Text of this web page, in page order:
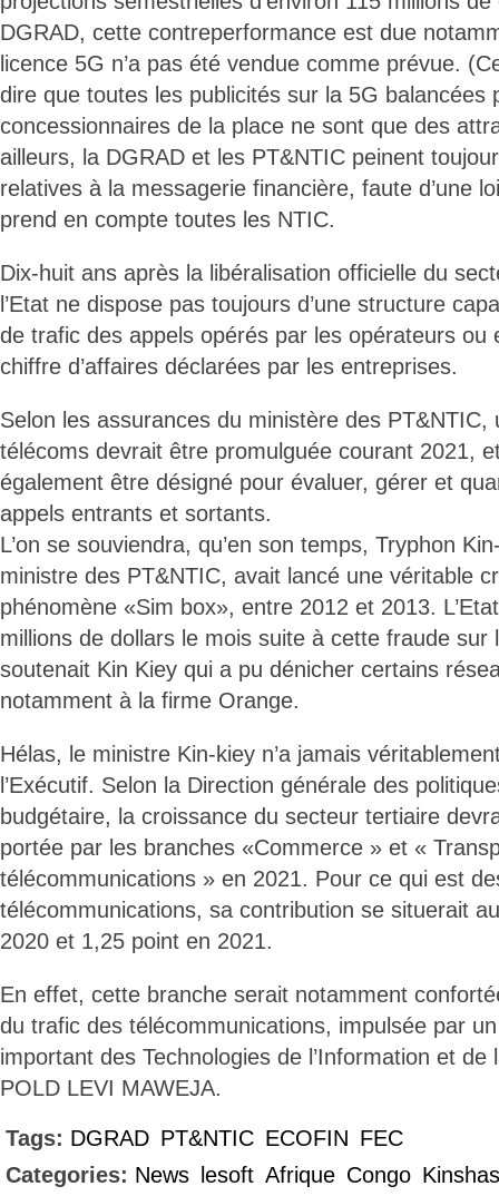
DGRAD, cette contreperformance est due
licence 5G n’a pas été vendue comme prévue.
dire que toutes les publicités sur la 5G balancées
concessionnaires de la place ne sont que des
ailleurs, la DGRAD et les PT&NTIC peinent
relatives à la messagerie financière, faute d’une
prend en compte toutes les NTIC.
Dix-huit ans après la libéralisation officielle du
l’Etat ne dispose pas toujours d’une structure
de trafic des appels opérés par les opérateurs ou
chiffre d’affaires déclarées par les entreprises.
Selon les assurances du ministère des PT&NTIC,
télécoms devrait être promulguée courant 2021,
également être désigné pour évaluer, gérer et
appels entrants et sortants.
L’on se souviendra, qu’en son temps, Tryphon
ministre des PT&NTIC, avait lancé une véritable
phénomène «Sim box», entre 2012 et 2013.
millions de dollars le mois suite à cette fraude sur
soutenait Kin Kiey qui a pu dénicher certains
notamment à la firme Orange.
Hélas, le ministre Kin-kiey n’a jamais
l’Exécutif. Selon la Direction générale des
budgétaire, la croissance du secteur tertiaire
portée par les branches «Commerce » et «
télécommunications » en 2021. Pour ce qui est
télécommunications, sa contribution se situerait
2020 et 1,25 point en 2021.
En effet, cette branche serait notamment
du trafic des télécommunications, impulsée par
important des Technologies de l’Information et de
POLD LEVI MAWEJA.
Tags: DGRAD PT&NTIC ECOFIN FEC
Categories: News lesoft Afrique Congo